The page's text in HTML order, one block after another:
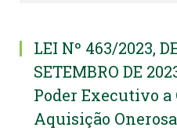
LEI Nº 463/2023,
SETEMBRO DE
Poder Executivo a
Aquisição